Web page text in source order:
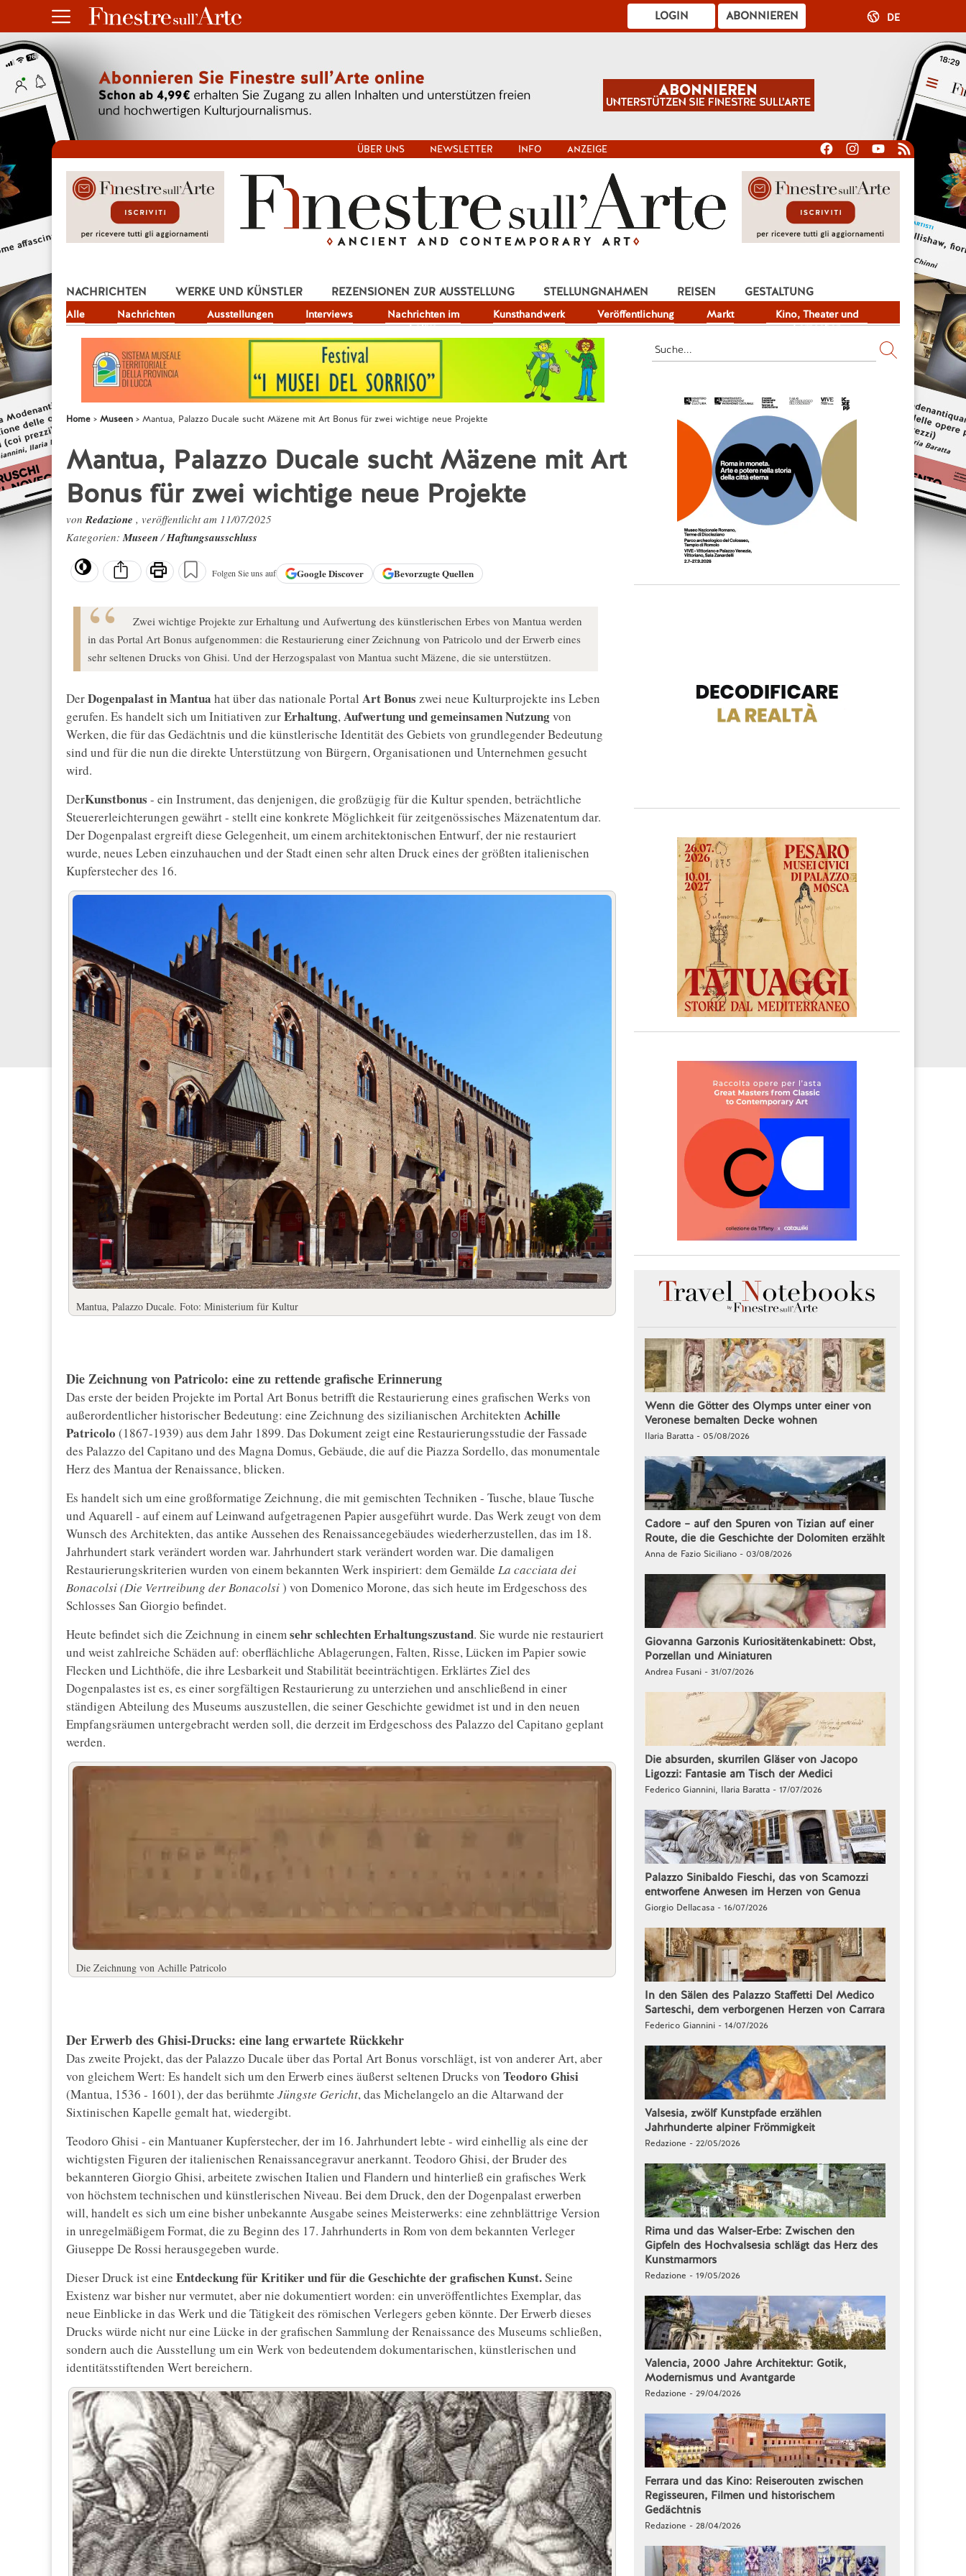
ABONNIEREN
LOGIN DE
ÜBER UNS NEWSLETTER INFO ANZEIGE
NACHRICHTEN
Alle Nachrichten Ausstellungen Interviews
Nachrichten im
Fokus
Kunsthandwerk Veröffentlichung Markt
Kino, Theater und
Fernsehen
WERKE UND KÜNSTLER REZENSIONEN ZUR AUSSTELLUNG STELLUNGNAHMEN REISEN
GESTALTUNG
JOB
Home Museen Mantua, Palazzo Ducale sucht Mäzene mit Art Bonus für zwei wichtige neue Projekte
Mantua, Palazzo Ducale sucht Mäzene mit Art
Bonus für zwei wichtige neue Projekte
vonRedazione , veröffentlicht am 11/07/2025
Kategorien:Museen/Haftungsausschluss
Folgen Sie uns auf GoogleDiscover Bevorzugte Quellen
Zwei wichtige Projekte zur Erhaltung und Aufwertung des künstlerischen Erbes von Mantua werden
in das Portal Art Bonus aufgenommen: die Restaurierung einer Zeichnung von Patricolo und der Erwerb eines
sehr seltenen Drucks von Ghisi. Und der Herzogspalast von Mantua sucht Mäzene, die sie unterstützen.
DerDogenpalast in Mantua hat über das nationale Portal Art Bonus zwei neue Kulturprojekte ins Leben
gerufen. Es handelt sich um Initiativen zurErhaltung,Aufwertung und gemeinsamen Nutzungvon
Werken, die für das Gedächtnis und die künstlerische Identität des Gebiets von grundlegender Bedeutung
sind und für die nun die direkte Unterstützung von Bürgern, Organisationen und Unternehmen gesucht
wird.
DerKunstbonus - ein Instrument, das denjenigen, die großzügig für die Kultur spenden, beträchtliche
Steuererleichterungen gewährt - stellt eine konkrete Möglichkeit für zeitgenössisches Mäzenatentum dar.
Der Dogenpalast ergreift diese Gelegenheit, um einem architektonischen Entwurf, der nie restauriert
wurde, neues Leben einzuhauchen und der Stadt einen sehr alten Druck eines der größten italienischen
Kupferstecher des 16.
Mantua, Palazzo Ducale. Foto: Ministerium für Kultur
Die Zeichnung von Patricolo: eine zu rettende grafische Erinnerung
Das erste der beiden Projekte im Portal Art Bonus betrifft die Restaurierung eines grafischen Werks von
außerordentlicher historischer Bedeutung: eine Zeichnung des sizilianischen Architekten Achille
Patricolo (1867-1939) aus dem Jahr 1899. Das Dokument zeigt eine Restaurierungsstudie der Fassade
des Palazzo del Capitano und des Magna Domus, Gebäude, die auf die Piazza Sordello, das monumentale
Herz des Mantua der Renaissance, blicken.
Es handelt sich um eine großformatige Zeichnung, die mit gemischten Techniken - Tusche, blaue Tusche
und Aquarell - auf einem auf Leinwand aufgetragenen Papier ausgeführt wurde. Das Werk zeugt von dem
Wunsch des Architekten, das antike Aussehen des Renaissancegebäudes wiederherzustellen, das im 18.
Jahrhundert stark verändert worden war. Jahrhundert stark verändert worden war. Die damaligen
Restaurierungskriterien wurden von einem bekannten Werk inspiriert: dem Gemälde La cacciata dei
Bonacolsi (Die Vertreibung der Bonacolsi) von Domenico Morone, das sich heute im Erdgeschoss des
Schlosses San Giorgio befindet.
Heute befindet sich die Zeichnung in einemsehr schlechten Erhaltungszustand. Sie wurde nie restauriert
und weist zahlreiche Schäden auf: oberflächliche Ablagerungen, Falten, Risse, Lücken im Papier sowie
Flecken und Lichthöfe, die ihre Lesbarkeit und Stabilität beeinträchtigen. Erklärtes Ziel des
Dogenpalastes ist es, es einer sorgfältigen Restaurierung zu unterziehen und anschließend in einer
ständigen Abteilung des Museums auszustellen, die seiner Geschichte gewidmet ist und in den neuen
Empfangsräumen untergebracht werden soll, die derzeit im Erdgeschoss des Palazzo del Capitano geplant
werden.
Die Zeichnung von Achille Patricolo
Der Erwerb des Ghisi-Drucks: eine lang erwartete Rückkehr
Das zweite Projekt, das der Palazzo Ducale über das Portal Art Bonus vorschlägt, ist von anderer Art, aber
von gleichem Wert: Es handelt sich um den Erwerb eines äußerst seltenen Drucks von Teodoro Ghisi
(Mantua, 1536 - 1601), der das berühmte Jüngste Gericht, das Michelangelo an die Altarwand der
Sixtinischen Kapelle gemalt hat, wiedergibt.
Teodoro Ghisi - ein Mantuaner Kupferstecher, der im 16. Jahrhundert lebte - wird einhellig als eine der
wichtigsten Figuren der italienischen Renaissancegravur anerkannt. Teodoro Ghisi, der Bruder des
bekannteren Giorgio Ghisi, arbeitete zwischen Italien und Flandern und hinterließ ein grafisches Werk
von höchstem technischen und künstlerischen Niveau. Bei dem Druck, den der Dogenpalast erwerben
will, handelt es sich um eine bisher unbekannte Ausgabe seines Meisterwerks: eine zehnblättrige Version
in unregelmäßigem Format, die zu Beginn des 17. Jahrhunderts in Rom von dem bekannten Verleger
Giuseppe De Rossi herausgegeben wurde.
Dieser Druck ist eine Entdeckung für Kritiker und für die Geschichte der grafischen Kunst.Seine
Existenz war bisher nur vermutet, aber nie dokumentiert worden: ein unveröffentlichtes Exemplar, das
neue Einblicke in das Werk und die Tätigkeit des römischen Verlegers geben könnte. Der Erwerb dieses
Drucks würde nicht nur eine Lücke in der grafischen Sammlung der Renaissance des Museums schließen,
sondern auch die Ausstellung um ein Werk von bedeutendem dokumentarischen, künstlerischen und
identitätsstiftenden Wert bereichern.
Wenn die Götter des Olymps unter einer von
Veronese bemalten Decke wohnen
Ilaria Baratta - 05/08/2026
Cadore – auf den Spuren von Tizian auf einer
Route, die die Geschichte der Dolomiten erzählt
Anna de Fazio Siciliano - 03/08/2026
Giovanna Garzonis Kuriositätenkabinett: Obst,
Porzellan und Miniaturen
Andrea Fusani - 31/07/2026
Die absurden, skurrilen Gläser von Jacopo
Ligozzi: Fantasie am Tisch der Medici
Federico Giannini, Ilaria Baratta - 17/07/2026
Palazzo Sinibaldo Fieschi, das von Scamozzi
entworfene Anwesen im Herzen von Genua
Giorgio Dellacasa - 16/07/2026
In den Sälen des Palazzo Staffetti Del Medico
Sarteschi, dem verborgenen Herzen von Carrara
Federico Giannini - 14/07/2026
Valsesia, zwölf Kunstpfade erzählen
Jahrhunderte alpiner Frömmigkeit
Redazione - 22/05/2026
Rima und das Walser-Erbe: Zwischen den
Gipfeln des Hochvalsesia schlägt das Herz des
Kunstmarmors
Redazione - 19/05/2026
Valencia, 2000 Jahre Architektur: Gotik,
Modernismus und Avantgarde
Redazione - 29/04/2026
Ferrara und das Kino: Reiserouten zwischen
Regisseuren, Filmen und historischem
Gedächtnis
Redazione - 28/04/2026